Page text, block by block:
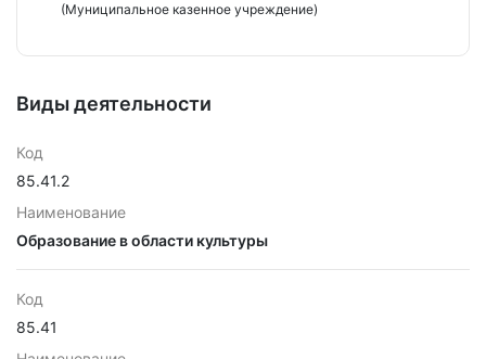
(Муниципальное казенное учреждение)
Виды деятельности
Код
85.41.2
Наименование
Образование в области культуры
Код
85.41